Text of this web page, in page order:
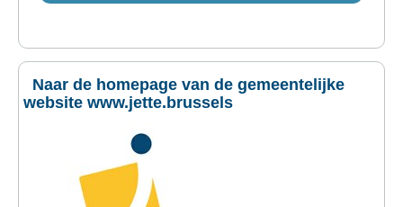
Naar de homepage van de gemeentelijke
website www.jette.brussels